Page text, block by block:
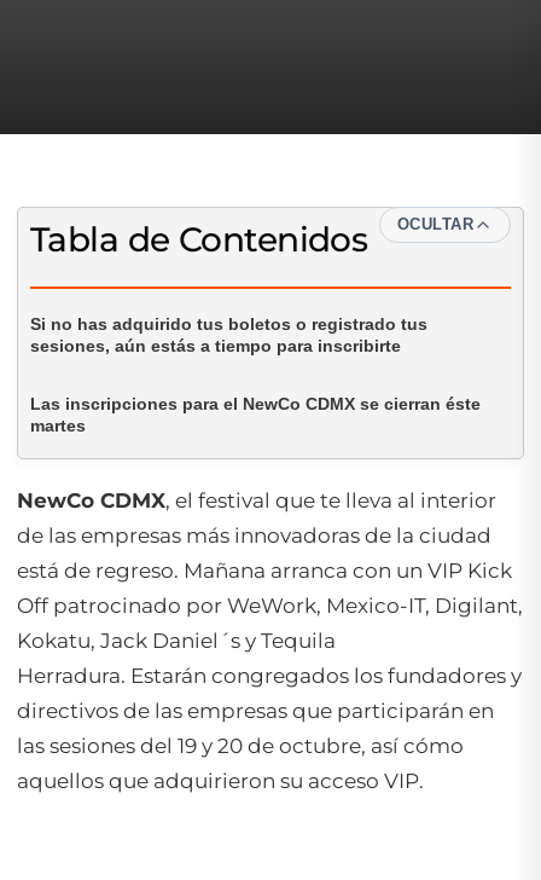
Tabla de Contenidos OCULTAR
Si no has adquirido tus boletos o registrado tus
sesiones, aún estás a tiempo para inscribirte
Las inscripciones para el NewCo CDMX se cierran éste
martes
NewCo CDMX, el festival que te lleva al interior
de las empresas más innovadoras de la ciudad
está de regreso. Mañana arranca con un VIP Kick
Off patrocinado por WeWork, Mexico-IT, Digilant,
Kokatu, Jack Daniel´s y Tequila
Herradura. Estarán congregados los fundadores y
directivos de las empresas que participarán en
las sesiones del 19 y 20 de octubre, así cómo
aquellos que adquirieron su acceso VIP.